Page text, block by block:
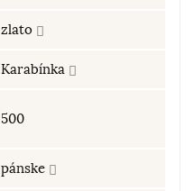
zlato
Karabínka
500
pánske